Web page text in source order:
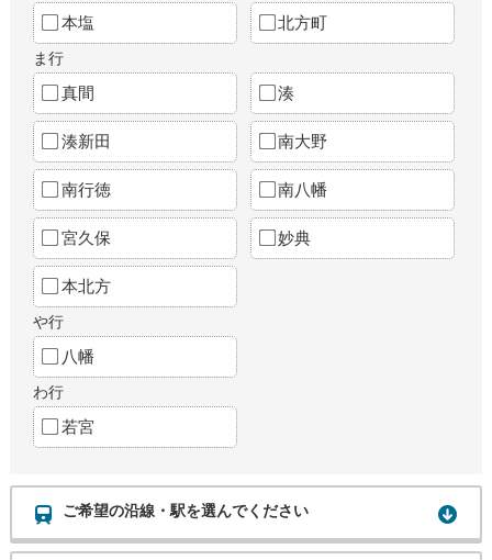
本塩 北方町
ま行
真間 湊
湊新田 南大野
南行徳 南八幡
宮久保 妙典
本北方
や行
八幡
わ行
若宮
ご希望の沿線・駅を選んでください